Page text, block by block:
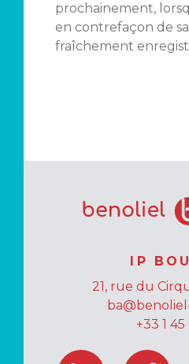
prochainement,
en contrefaçon de
fraîchement
IP
21, rue du
+33 1